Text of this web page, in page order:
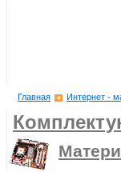
Главная Интернет -